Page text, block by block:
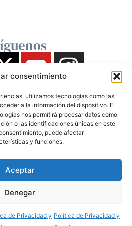
consentimiento
utilizamos tecnologías como las
a la información del dispositivo. El
nos permitirá procesar datos como
o las identificaciones únicas en este
puede afectar
y funciones.
Aceptar
Denegar
de Privacidad y Política de Privacidad y